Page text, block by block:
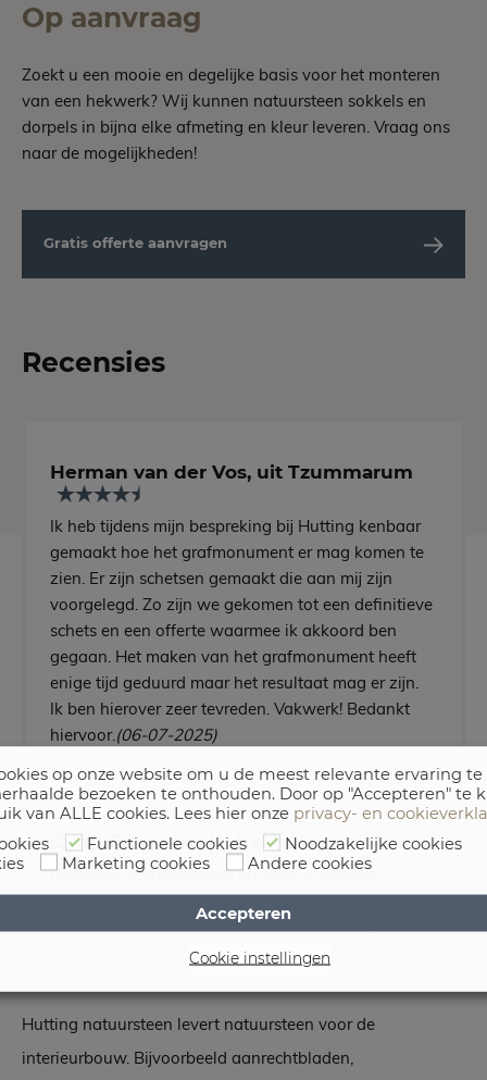
Op aanvraag
Zoekt u een mooie en degelijke basis voor het monteren
van een hekwerk? Wij kunnen natuursteen sokkels en
dorpels in bijna elke afmeting en kleur leveren. Vraag ons
naar de mogelijkheden!
Gratis offerte aanvragen
Recensies
Herman van der Vos, uit Tzummarum
Ik heb tijdens mijn bespreking bij Hutting kenbaar
gemaakt hoe het grafmonument er mag komen te
zien. Er zijn schetsen gemaakt die aan mij zijn
voorgelegd. Zo zijn we gekomen tot een definitieve
schets en een offerte waarmee ik akkoord ben
gegaan. Het maken van het grafmonument heeft
enige tijd geduurd maar het resultaat mag er zijn.
Ik ben hierover zeer tevreden. Vakwerk! Bedankt
hiervoor.(06-07-2025)
C., uit Buitenpost
Duidelijke communicatie en alles is volgens
afspraak verlopen. We zijn zeer tevreden met het
resultaat van het monument.(18-09-2025)
Hutting natuursteen levert natuursteen voor de
interieurbouw. Bijvoorbeeld aanrechtbladen,
op onze website om u de meest relevante ervaring
bezoeken te onthouden. Door op "Accepteren" te
van ALLE cookies. Lees hier onze privacy- en
Functionele cookies
Noodzakelijke cookies
Marketing cookies Andere cookies
Cookie instellingen
Accepteren